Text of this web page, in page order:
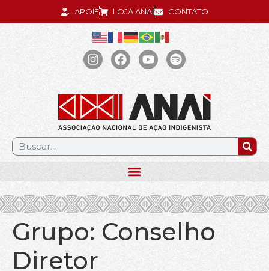
APOIE LOJA ANAÍ CONTATO
.
Grupo:Conselho
Diretor